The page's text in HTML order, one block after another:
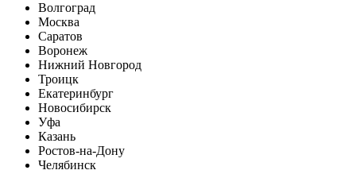
Волгоград
Москва
Саратов
Воронеж
Нижний Новгород
Троицк
Екатеринбург
Новосибирск
Уфа
Казань
Ростов-на-Дону
Челябинск